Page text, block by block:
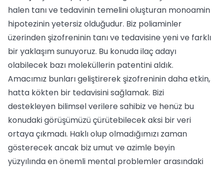
halen tanı ve tedavinin temelini oluşturan monoamin
hipotezinin yetersiz olduğudur. Biz poliaminler
üzerinden şizofreninin tanı ve tedavisine yeni ve farklı
bir yaklaşım sunuyoruz. Bu konuda ilaç adayı
olabilecek bazı moleküllerin patentini aldık.
Amacımız bunları geliştirerek şizofreninin daha etkin,
hatta kökten bir tedavisini sağlamak. Bizi
destekleyen bilimsel verilere sahibiz ve henüz bu
konudaki görüşümüzü çürütebilecek aksi bir veri
ortaya çıkmadı. Haklı olup olmadığımızı zaman
gösterecek ancak biz umut ve azimle beyin
yüzyılında en önemli mental problemler arasındaki